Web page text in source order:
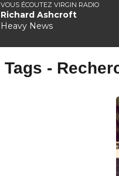
Tags -
VOUS ÉCOUTEZ VIRGIN RADIO
Richard Ashcroft
Heavy News